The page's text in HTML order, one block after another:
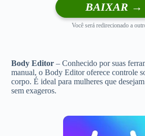
BAIXAR →
Você será redirecionado a
Body Editor – Conhecido por suas
manual, o Body Editor oferece controle
corpo. É ideal para mulheres que
sem exageros.